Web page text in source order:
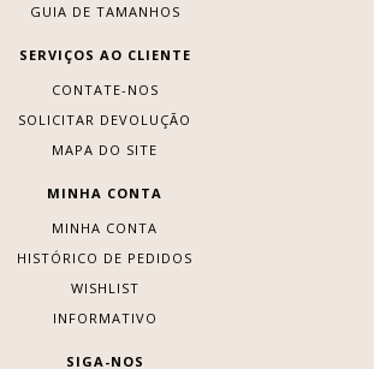
GUIA DE TAMANHOS
SERVIÇOS AO CLIENTE
CONTATE-NOS
SOLICITAR DEVOLUÇÃO
MAPA DO SITE
MINHA CONTA
MINHA CONTA
HISTÓRICO DE PEDIDOS
WISHLIST
INFORMATIVO
SIGA-NOS